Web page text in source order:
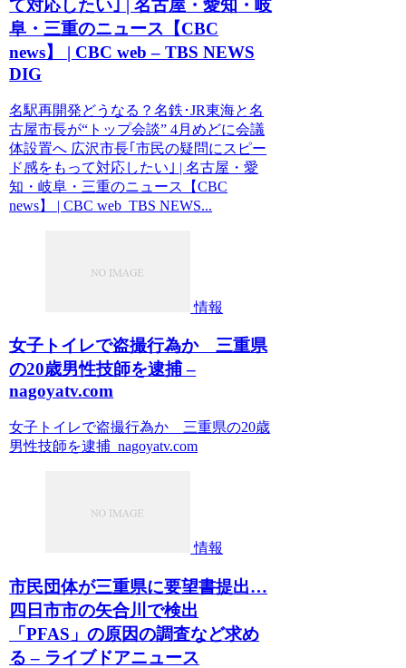
て対応したい｣ | 名古屋・愛知・岐
阜・三重のニュース【CBC
news】 | CBC web – TBS NEWS
DIG
名駅再開発どうなる？名鉄･JR東海と名
古屋市長が“トップ会談” 4月めどに会議
体設置へ 広沢市長｢市民の疑問にスピー
ド感をもって対応したい｣ | 名古屋・愛
知・岐阜・三重のニュース【CBC
news】 | CBC web TBS NEWS...
情報
女子トイレで盗撮行為か 三重県
の20歳男性技師を逮捕 –
nagoyatv.com
女子トイレで盗撮行為か 三重県の20歳
男性技師を逮捕 nagoyatv.com
情報
市民団体が三重県に要望書提出…
四日市市の矢合川で検出
「PFAS」の原因の調査など求め
る – ライブドアニュース